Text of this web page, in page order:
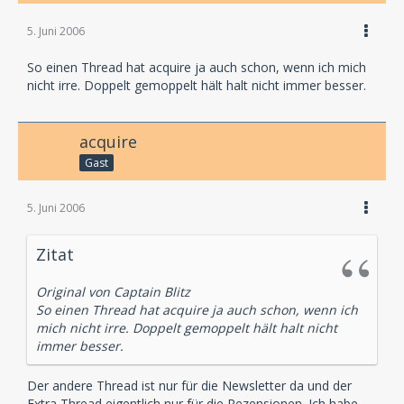
Fazit: Eine schöne TKKG-Folge, die sowohl
handlungsmäßig als auch Sprecher- und
Musiktechnisch sehr überzeugend ist. Man wird gut
unterhalten und demzufolge kann man diese
Produktion sicherlich allen TKKG-Fans empfehlen. Und
auch diejenigen, welche die Serie eher gelegentlich
Einige kleine Schwächen in der Story sorgen dann
aber dafür, dass es für ein SEHR GUT nicht ganz
5. Juni 2006
So einen Thread hat acquire ja auch schon, wenn ich mich
nicht irre. Doppelt gemoppelt hält halt nicht immer besser.
acquire
Gast
5. Juni 2006
Zitat
Original von Captain Blitz
So einen Thread hat acquire ja auch schon, wenn ich
mich nicht irre. Doppelt gemoppelt hält halt nicht
immer besser.
Der andere Thread ist nur für die Newsletter da und der